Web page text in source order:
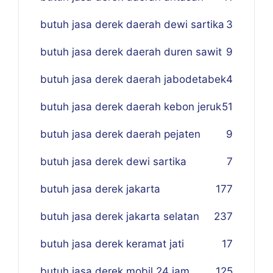
butuh jasa derek daerah dewi sartika 3
butuh jasa derek daerah duren sawit 9
butuh jasa derek daerah jabodetabek4
butuh jasa derek daerah kebon jeruk51
butuh jasa derek daerah pejaten 9
butuh jasa derek dewi sartika 7
butuh jasa derek jakarta 177
butuh jasa derek jakarta selatan 237
butuh jasa derek keramat jati 17